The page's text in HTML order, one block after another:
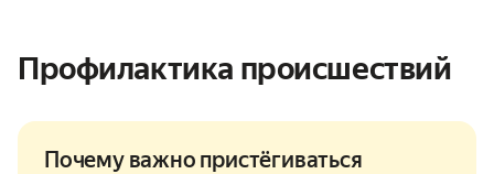
Профилактика происшествий
Почему важно пристёгиваться